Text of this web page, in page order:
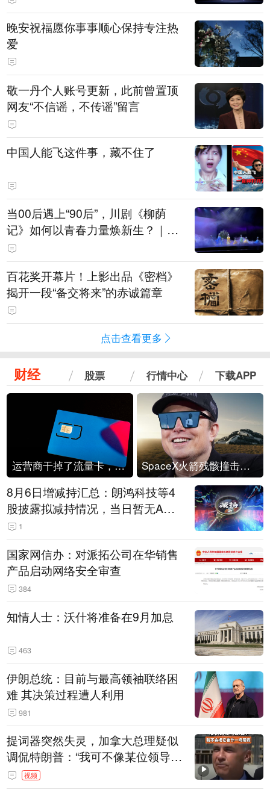
晚安祝福愿你事事顺心保持专注热
爱
敬一丹个人账号更新，此前曾置顶
网友“不信谣，不传谣”留言
中国人能飞这件事，藏不住了
当00后遇上“90后”，川剧《柳荫
记》如何以青春力量焕新生？｜文
化观察
百花奖开幕片！上影出品《密档》
揭开一段“备交将来”的赤诚篇章
点击查看更多
财经 股票 行情中心 下载APP
运营商干掉了流量卡，他们真的玩不起了 SpaceX火箭残骸撞击月球
8月6日增减持汇总：朗鸿科技等4
股披露拟减持情况，当日暂无A股
公司披露拟增持情况（表）
1
国家网信办：对派拓公司在华销售
产品启动网络安全审查
384
知情人士：沃什将准备在9月加息
463
伊朗总统：目前与最高领袖联络困
难 其决策过程遭人利用
981
提词器突然失灵，加拿大总理疑似
调侃特朗普：“我可不像某位领导
人，把这当成一场阴谋”，全场哄笑
视频